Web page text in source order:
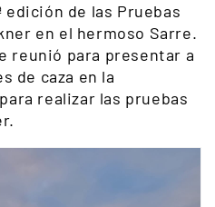
edición de las Pruebas
en el hermoso Sarre.
reunió para presentar a
de caza en la
realizar las pruebas